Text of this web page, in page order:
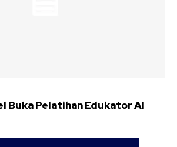
Buka Pelatihan Edukator AI